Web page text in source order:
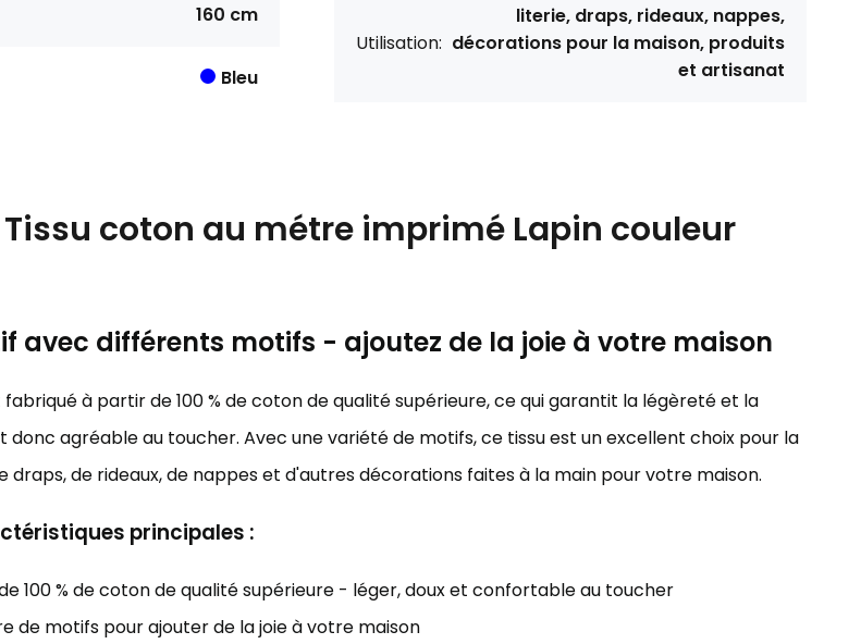
160 cm
Bleu
Utilisation:
literie, draps, rideaux, nappes,
décorations pour la maison, produits
et artisanat
Tissu coton au métre imprimé Lapin couleur
avec différents motifs - ajoutez de la joie à votre maison
à partir de 100 % de coton de qualité supérieure, ce qui garantit la légèreté et la
donc agréable au toucher. Avec une variété de motifs, ce tissu est un excellent choix pour la
draps, de rideaux, de nappes et d'autres décorations faites à la main pour votre maison.
principales :
100 % de coton de qualité supérieure - léger, doux et confortable au toucher
de motifs pour ajouter de la joie à votre maison